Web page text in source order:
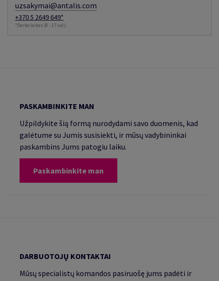
uzsakymai@antalis.com
+370 5 2649 649*
*Darbo laikas (8 - 17 val.)
PASKAMBINKITE MAN
Užpildykite šią formą nurodydami savo duomenis, kad
galėtume su Jumis susisiekti, ir mūsų vadybininkai
paskambins Jums patogiu laiku.
Paskambinkite man
DARBUOTOJŲ KONTAKTAI
Mūsų specialistų komandos pasiruošę jums padėti ir